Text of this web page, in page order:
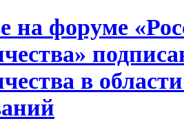
на форуме
в